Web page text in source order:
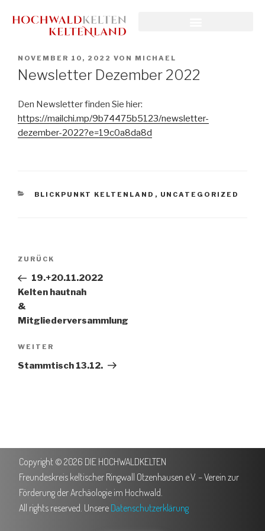
NOVEMBER 10, 2022 VON MICHAEL
Newsletter Dezember 2022
Den Newsletter finden Sie hier:
https://mailchi.mp/9b74475b5123/newsletter-
dezember-2022?e=19c0a8da8d
BLICKPUNKT KELTENLAND , UNCATEGORIZED
ZURÜCK
19.+20.11.2022
Kelten hautnah
&
Mitgliederversammlung
WEITER
Stammtisch 13.12.
Copyright © 2026 DIE HOCHWALDKELTEN
Freundeskreis keltischer Ringwall Otzenhausen e.V. – Verein zur
Förderung der Archäologie im Hochwald.
All rights reserved. Unsere Datenschutzerklärung